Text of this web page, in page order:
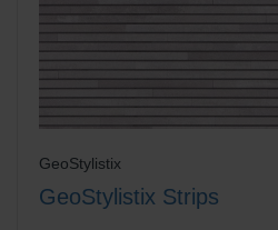
GeoStylistix
GeoStylistix Strips